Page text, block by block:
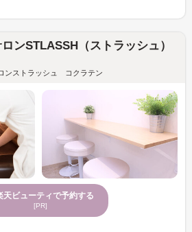
ンSTLASSH（ストラッシュ）
ンストラッシュ コクラテン
天ビューティで予約する
[PR]